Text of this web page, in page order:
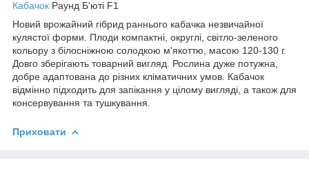
Кабачок Раунд Б'юті F1
Новий врожайний гібрид раннього кабачка незвичайної
кулястої форми. Плоди компактні, округлі, світло-зеленого
кольору з білосніжною солодкою м'якоттю, масою 120-130 г.
Довго зберігають товарний вигляд. Рослина дуже потужна,
добре адаптована до різних кліматичних умов. Кабачок
відмінно підходить для запікання у цілому вигляді, а також для
консервування та тушкування.
Приховати